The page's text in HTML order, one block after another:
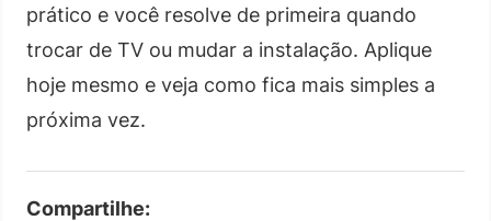
prático e você resolve de primeira quando
trocar de TV ou mudar a instalação. Aplique
hoje mesmo e veja como fica mais simples a
próxima vez.
Compartilhe: